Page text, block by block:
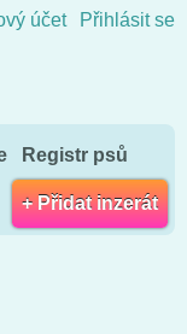
účet Přihlásit se
Registr psů
+ Přidat inzerát